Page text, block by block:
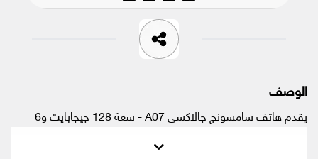
الوصف
يقدم هاتف سامسونج جالاكسي A07 - سعة 128 جيجابايت و6